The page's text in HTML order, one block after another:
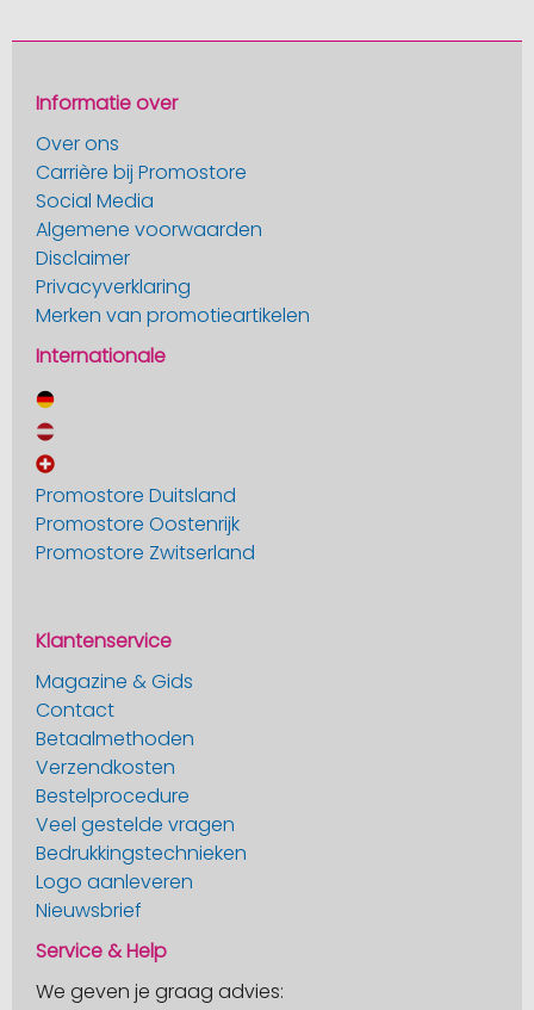
Informatie over
Over ons
Carrière bij Promostore
Social Media
Algemene voorwaarden
Disclaimer
Privacyverklaring
Merken van promotieartikelen
Internationale
Promostore Duitsland
Promostore Oostenrijk
Promostore Zwitserland
Klantenservice
Magazine & Gids
Contact
Betaalmethoden
Verzendkosten
Bestelprocedure
Veel gestelde vragen
Bedrukkingstechnieken
Logo aanleveren
Nieuwsbrief
Service & Help
We geven je graag advies: